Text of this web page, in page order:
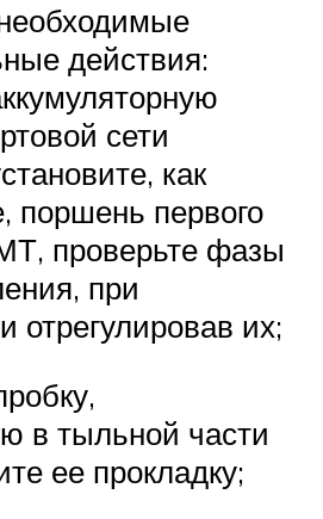
действия:
сети
как
поршень первого
проверьте фазы
при
отрегулировав их;
в тыльной части
ее прокладку;